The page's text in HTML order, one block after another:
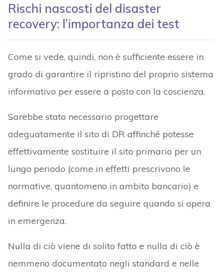
Rischi nascosti del disaster
recovery: l’importanza dei test
Come si vede, quindi, non è sufficiente essere in
grado di garantire il ripristino del proprio sistema
informativo per essere a posto con la coscienza.
Sarebbe stato necessario progettare
adeguatamente il sito di DR affinché potesse
effettivamente sostituire il sito primario per un
lungo periodo (come in effetti prescrivono le
normative, quantomeno in ambito bancario) e
definire le procedure da seguire quando si opera
in emergenza.
Nulla di ciò viene di solito fatto e nulla di ciò è
nemmeno documentato negli standard e nelle